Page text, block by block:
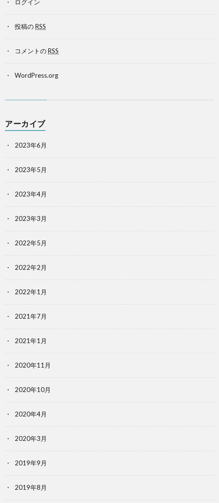
ログイン
投稿のRSS
コメントのRSS
WordPress.org
アーカイブ
2023年6月
2023年5月
2023年4月
2023年3月
2022年5月
2022年2月
2022年1月
2021年7月
2021年1月
2020年11月
2020年10月
2020年4月
2020年3月
2019年9月
2019年8月